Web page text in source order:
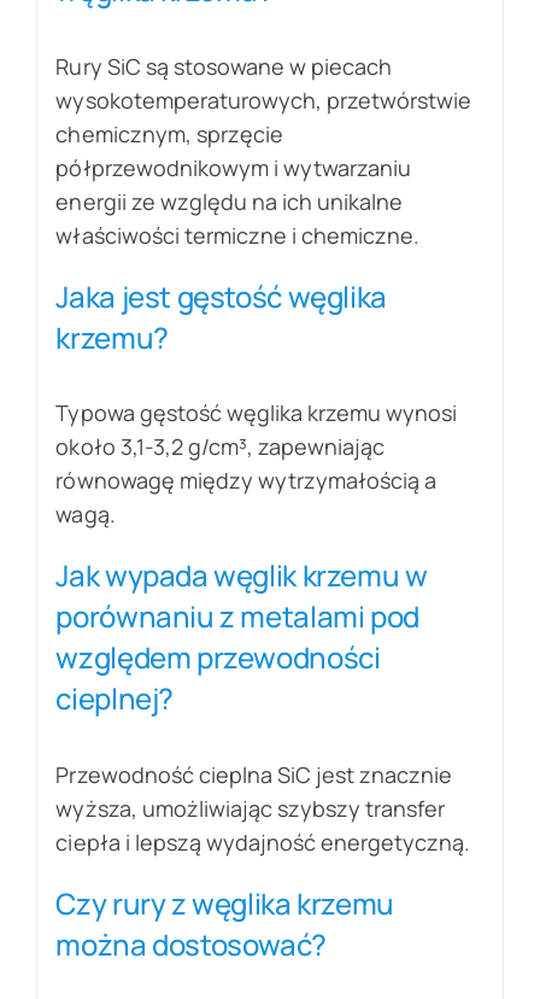
Rury SiC są stosowane w piecach
wysokotemperaturowych, przetwórstwie
chemicznym, sprzęcie
półprzewodnikowym i wytwarzaniu
energii ze względu na ich unikalne
właściwości termiczne i chemiczne.
Jaka jest gęstość węglika
krzemu?
Typowa gęstość węglika krzemu wynosi
około 3,1-3,2 g/cm³, zapewniając
równowagę między wytrzymałością a
wagą.
Jak wypada węglik krzemu w
porównaniu z metalami pod
względem przewodności
cieplnej?
Przewodność cieplna SiC jest znacznie
wyższa, umożliwiając szybszy transfer
ciepła i lepszą wydajność energetyczną.
Czy rury z węglika krzemu
można dostosować?